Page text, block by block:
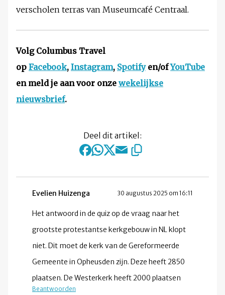
verscholen terras van Museumcafé Centraal.
Volg Columbus Travel
op Facebook, Instagram, Spotifyen/ofYouTube
en meld je aan voor onze wekelijkse
nieuwsbrief.
Deel dit artikel:
Evelien Huizenga 30 augustus 2025 om 16:11
Het antwoord in de quiz op de vraag naar het
grootste protestantse kerkgebouw in NL klopt
niet. Dit moet de kerk van de Gereformeerde
Gemeente in Opheusden zijn. Deze heeft 2850
plaatsen. De Westerkerk heeft 2000 plaatsen
Beantwoorden